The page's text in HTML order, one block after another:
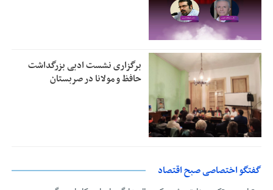
برگزاری نشست ادبی بزرگداشت
حافظ و مولانا در صربستان
گفتگو اختصاصی صبح اقتصاد